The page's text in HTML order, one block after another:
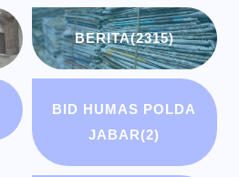
BERITA(2315)
BID HUMAS POLDA
JABAR(2)